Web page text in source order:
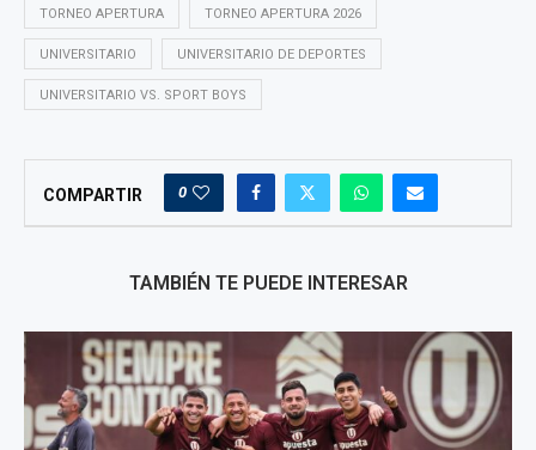
TORNEO APERTURA TORNEO APERTURA 2026
UNIVERSITARIO UNIVERSITARIO DE DEPORTES
UNIVERSITARIO VS. SPORT BOYS
COMPARTIR 0
TAMBIÉN TE PUEDE INTERESAR